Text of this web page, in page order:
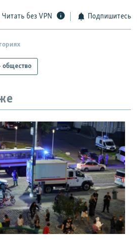
Читать без VPN Подпишитесь
общество